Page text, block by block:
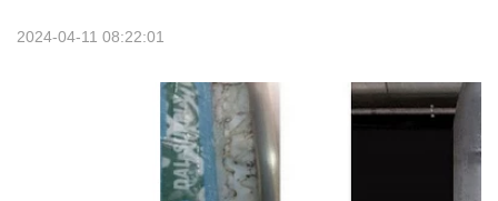
2024-04-11 08:22:01